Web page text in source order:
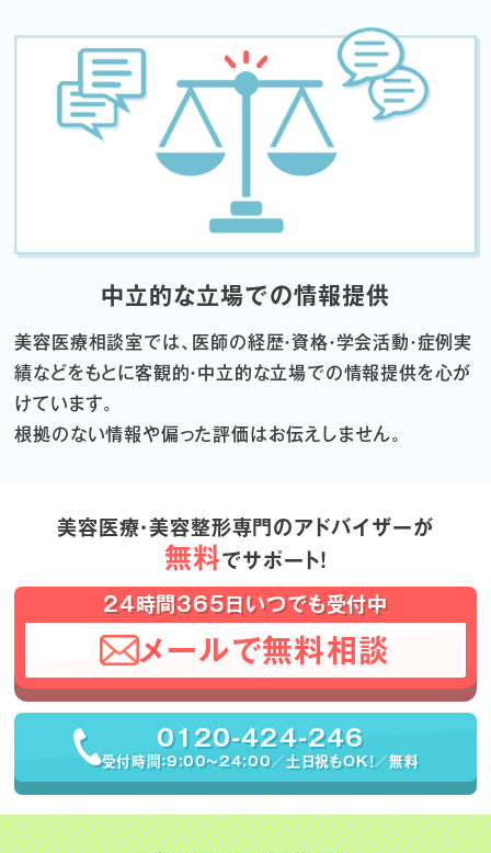
中立的な立場での情報提供
美容医療相談室では、医師の経歴・資格・学会活動・症例実
績などをもとに客観的・中立的な立場での情報提供を心が
けています。
根拠のない情報や偏った評価はお伝えしません。
美容医療・美容整形専門のアドバイザーが
無料でサポート！
24時間365日いつでも受付中
メールで無料相談
0120-424-246
受付時間：9:00〜24:00／土日祝もOK！／無料